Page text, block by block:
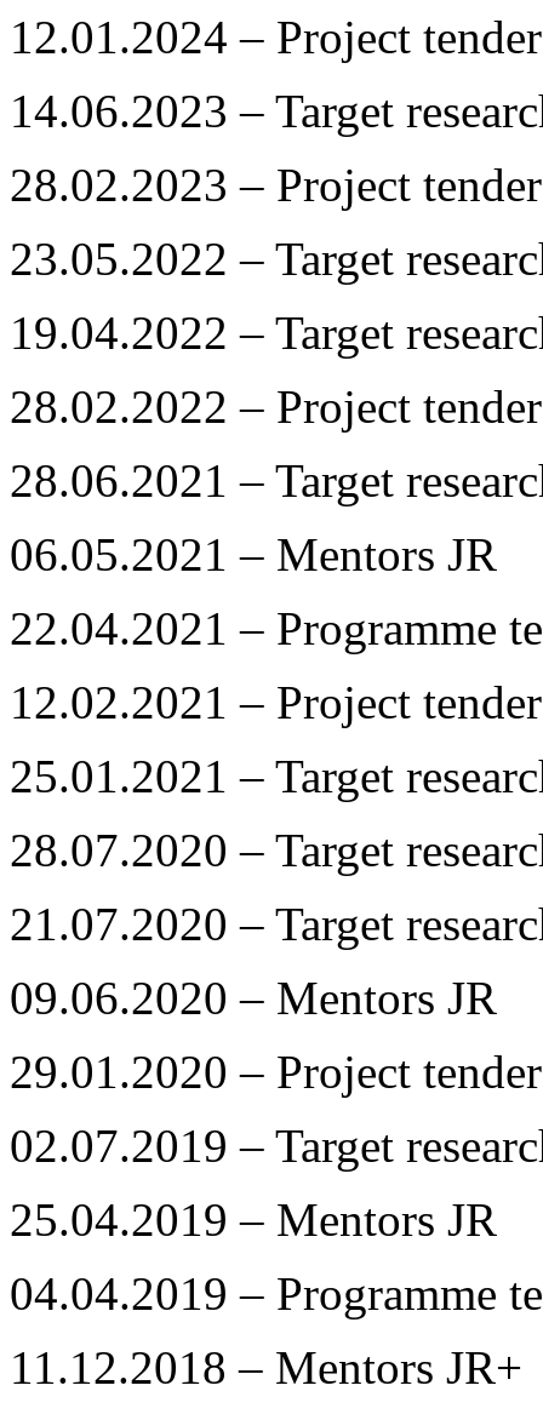
12.01.2024 – Project tender
14.06.2023 – Target
28.02.2023 – Project tender
23.05.2022 – Target
19.04.2022 – Target
28.02.2022 – Project tender
28.06.2021 – Target
06.05.2021 – Mentors JR
22.04.2021 – Programme
12.02.2021 – Project tender
25.01.2021 – Target
28.07.2020 – Target
21.07.2020 – Target
09.06.2020 – Mentors JR
29.01.2020 – Project tender
02.07.2019 – Target
25.04.2019 – Mentors JR
04.04.2019 – Programme
11.12.2018 – Mentors JR+